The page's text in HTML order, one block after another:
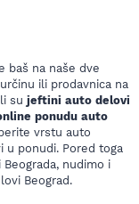
baš na naše dve
ili prodavnica na
su jeftini auto delovi
ponudu auto
vrstu auto
u ponudi. Pored toga
nudimo i
Beograd.